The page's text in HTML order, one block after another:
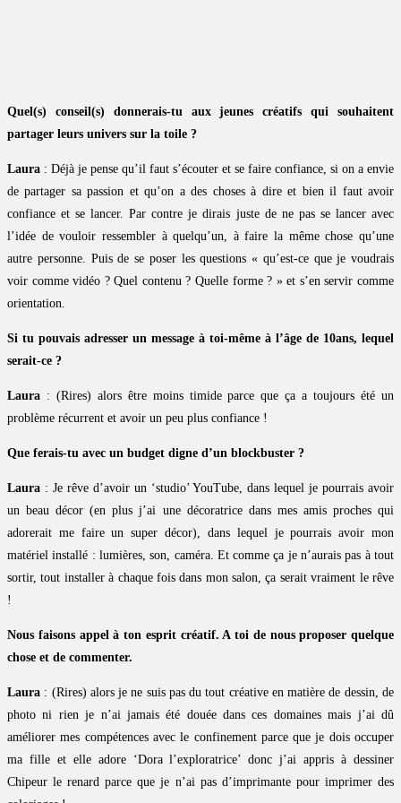
Quel(s) conseil(s) donnerais-tu aux jeunes créatifs qui souhaitent
partager leurs univers sur la toile ?
Laura : Déjà je pense qu’il faut s’écouter et se faire confiance, si on a envie
de partager sa passion et qu’on a des choses à dire et bien il faut avoir
confiance et se lancer. Par contre je dirais juste de ne pas se lancer avec
l’idée de vouloir ressembler à quelqu’un, à faire la même chose qu’une
autre personne. Puis de se poser les questions « qu’est-ce que je voudrais
voir comme vidéo ? Quel contenu ? Quelle forme ? » et s’en servir comme
orientation.
Si tu pouvais adresser un message à toi-même à l’âge de 10ans, lequel
serait-ce ?
Laura : (Rires) alors être moins timide parce que ça a toujours été un
problème récurrent et avoir un peu plus confiance !
Que ferais-tu avec un budget digne d’un blockbuster ?
Laura : Je rêve d’avoir un ‘studio’ YouTube, dans lequel je pourrais avoir
un beau décor (en plus j’ai une décoratrice dans mes amis proches qui
adorerait me faire un super décor), dans lequel je pourrais avoir mon
matériel installé : lumières, son, caméra. Et comme ça je n’aurais pas à tout
sortir, tout installer à chaque fois dans mon salon, ça serait vraiment le rêve
!
Nous faisons appel à ton esprit créatif. A toi de nous proposer quelque
chose et de commenter.
Laura : (Rires) alors je ne suis pas du tout créative en matière de dessin, de
photo ni rien je n’ai jamais été douée dans ces domaines mais j’ai dû
améliorer mes compétences avec le confinement parce que je dois occuper
ma fille et elle adore ‘Dora l’exploratrice’ donc j’ai appris à dessiner
Chipeur le renard parce que je n’ai pas d’imprimante pour imprimer des